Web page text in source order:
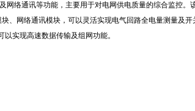
络通讯等功能，主要用于对电网供电质量的综合监控。
、网络通讯模块，可以灵活实现电气回路全电量测量及开
实现高速数据传输及组网功能。